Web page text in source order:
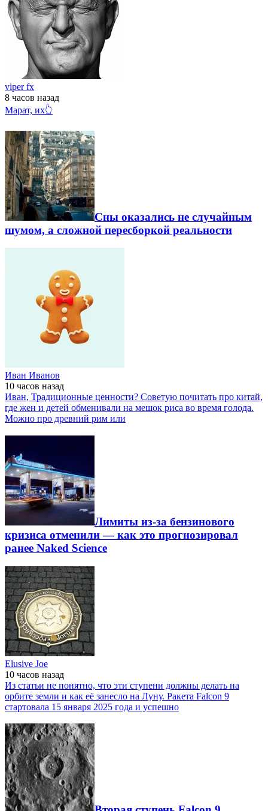
viper fx
8 часов назад
Марат, их👆
Сны оказались не случайным
шумом, а сложной пересборкой реальности
Иван Иванов
10 часов назад
Иван, Традиционные ценности? Советую почитать про китай,
где жен и детей обменивали на мешок риса во время голода.
Можно про древний рим или
Лимиты из-за бензинового
кризиса отменили — как это прогнозировал
ранее Naked Science
Elusive Joe
10 часов назад
Из статьи не понятно, что эти ступени должны делать на
орбите земли и как её занесло на Луну. Ракета Falcon 9
стартовала 15 января 2025 года и успешно